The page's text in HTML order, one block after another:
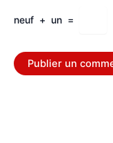
neuf + un =